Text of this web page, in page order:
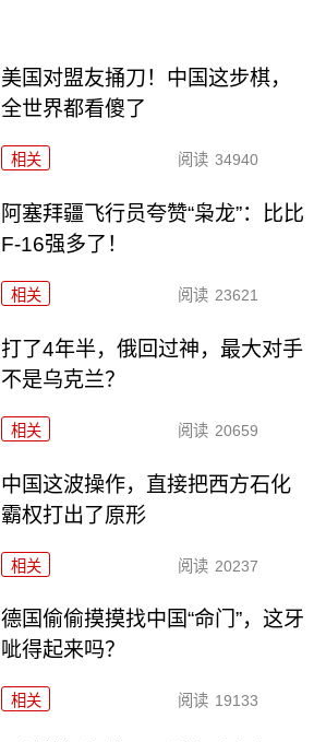
美国对盟友捅刀！中国这步棋，
全世界都看傻了
相关 阅读 34940
阿塞拜疆飞行员夸赞“枭龙”：比比
F-16强多了！
相关 阅读 23621
打了4年半，俄回过神，最大对手
不是乌克兰？
相关 阅读 20659
中国这波操作，直接把西方石化
霸权打出了原形
相关 阅读 20237
德国偷偷摸摸找中国“命门”，这牙
呲得起来吗？
相关 阅读 19133